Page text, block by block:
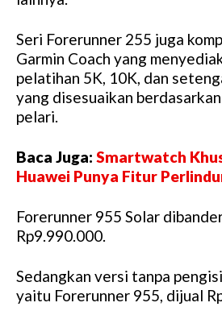
Seri Forerunner 255 juga
Garmin Coach yang
pelatihan 5K, 10K, dan
yang disesuaikan
pelari.
Baca Juga: Smartwatch
Huawei Punya Fitur
Forerunner 955 Solar
Rp9.990.000.
Sedangkan versi tanpa
yaitu Forerunner 955, dijual